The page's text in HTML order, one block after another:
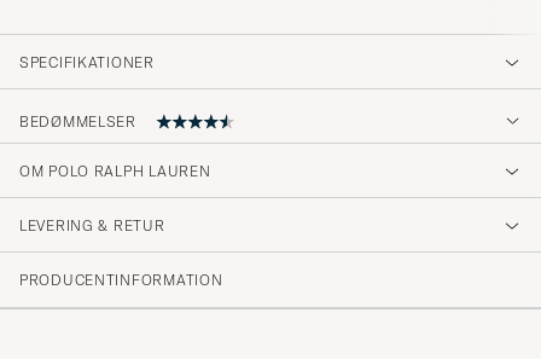
SPECIFIKATIONER
BEDØMMELSER
4.5
(30)
(1)
OM POLO RALPH LAUREN
LEVERING & RETUR
PRODUCENTINFORMATION